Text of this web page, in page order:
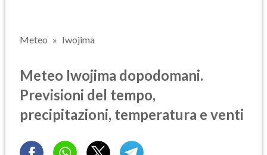
Meteo Iwojima
Meteo Iwojima dopodomani.
Previsioni del tempo,
precipitazioni, temperatura e venti